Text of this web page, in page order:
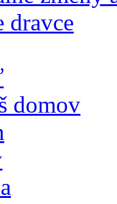
dravce
domov